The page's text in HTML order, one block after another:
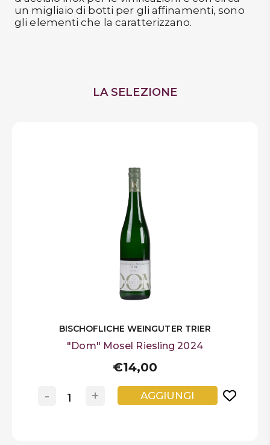
un migliaio di botti per gli affinamenti, sono
gli elementi che la caratterizzano.
LA SELEZIONE
BISCHOFLICHE WEINGUTER TRIER
"Dom" Mosel Riesling 2024
€14,00
+
- AGGIUNGI